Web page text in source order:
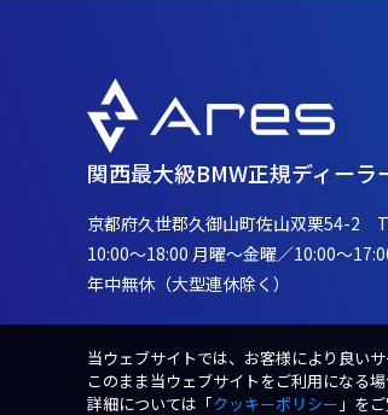
関西最大級BMW正規ディーラ
京都府久世郡久御山町佐山双栗54-2
10:00～18:00 月曜～金曜／10:00～
年中無休（大型連休除く）
当ウェブサイトでは、お客様により良い
このまま当ウェブサイトをご利用になる
詳細については「クッキーポリシー 」を